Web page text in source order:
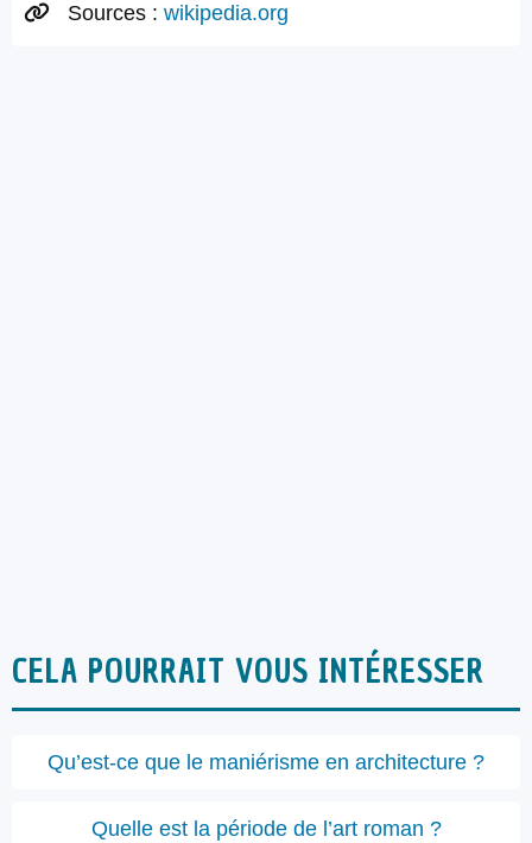
Sources : wikipedia.org
CELA POURRAIT VOUS INTÉRESSER
Qu’est-ce que le maniérisme en architecture ?
Quelle est la période de l’art roman ?